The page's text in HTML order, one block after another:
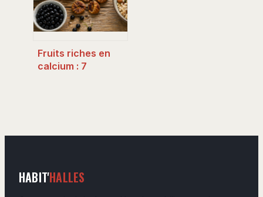
Fruits riches en
calcium : 7
HABIT'HALLES